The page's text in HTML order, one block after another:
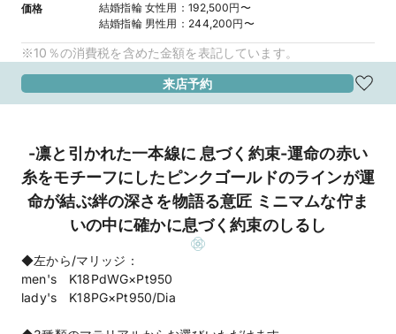
価格 結婚指輪 女性用 ：192,500円〜
結婚指輪 男性用 ： 244,200円〜
※10％の消費税を含めた金額を表記しています。
来店予約
-凛と引かれた一本線に 息づく約束-運命の赤い
糸をモチーフにしたピンクゴールドのラインが運
命が結ぶ絆の深さを物語る意匠 ミニマムな佇ま
いの中に確かに息づく約束のしるし
◆左から/マリッジ：
men's K18PdWG×Pt950
lady's K18PG×Pt950/Dia